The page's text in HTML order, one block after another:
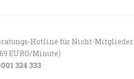
Hotline für Nicht-Mitglieder
EURO/Minute)
324 333